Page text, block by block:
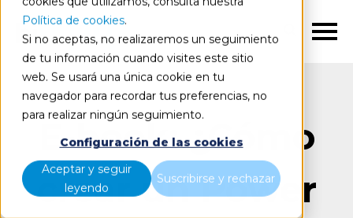
Política de cookies.
Si no aceptas, no realizaremos un seguimiento
de tu información cuando visites este sitio
web. Se usará una única cookie en tu
navegador para recordar tus preferencias, no
para realizar ningún seguimiento.
Configuración de las cookies
Aceptar y seguir
leyendo
Suscribirse y rechazar
ES
E-book: ¿Cómo
crear un Power